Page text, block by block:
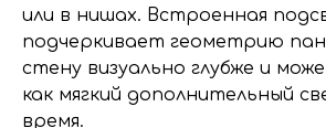
или в нишах. Встроенная
подчеркивает геометрию
стену визуально глубже и
как мягкий дополнительный
время.